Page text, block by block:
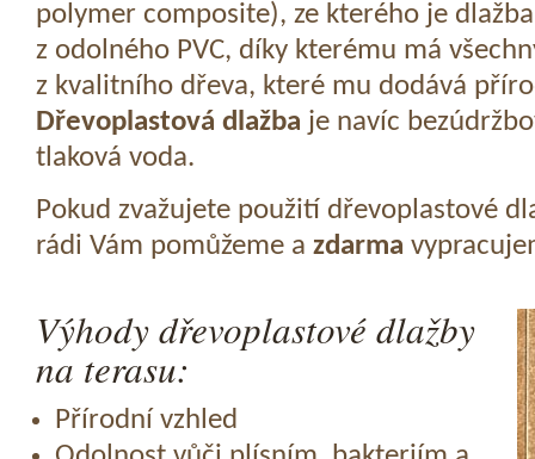
polymer composite), ze kterého je
z odolného PVC, díky kterému má
z kvalitního dřeva, které mu dodává
Dřevoplastová dlažba je navíc
tlaková voda.
Pokud zvažujete použití dřevoplastové
rádi Vám pomůžeme a zdarma
Výhody dřevoplastové dlažby
na terasu:
Přírodní vzhled